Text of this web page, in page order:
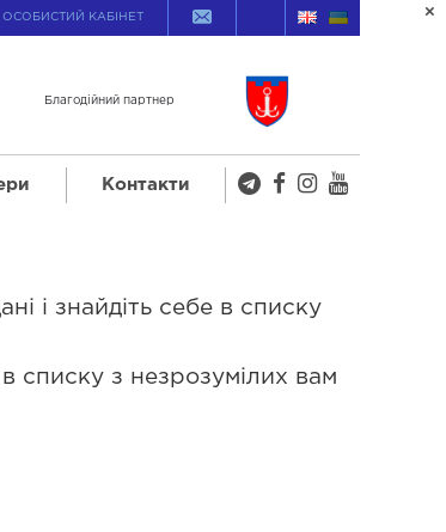
ОСОБИСТИЙ КАБІНЕТ
Благодійний партнер
Контакти
і знайдіть себе в списку
списку з незрозумілих вам